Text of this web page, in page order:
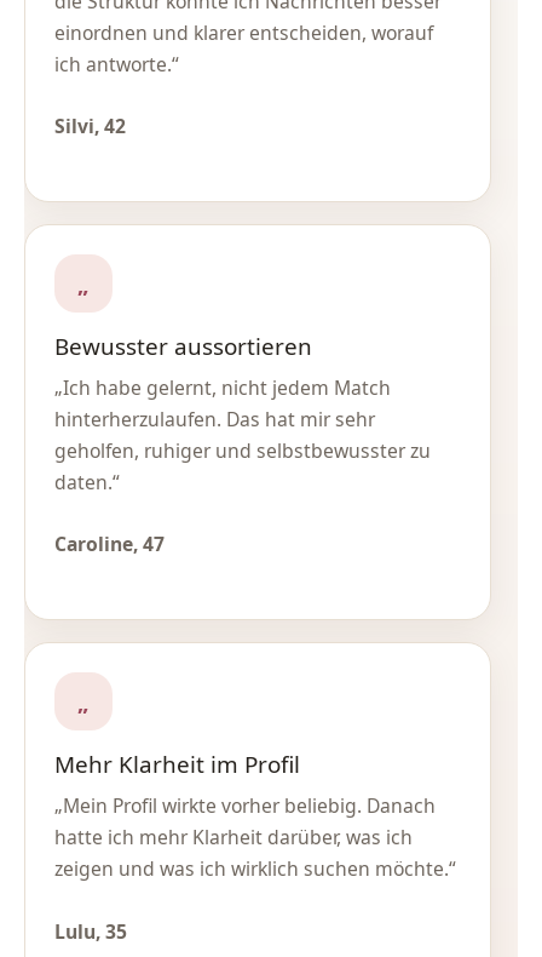
einordnen und klarer entscheiden, worauf
ich antworte.“
Silvi, 42
„
Bewusster aussortieren
„Ich habe gelernt, nicht jedem Match
hinterherzulaufen. Das hat mir sehr
geholfen, ruhiger und selbstbewusster zu
daten.“
Caroline, 47
„
Mehr Klarheit im Profil
„Mein Profil wirkte vorher beliebig. Danach
hatte ich mehr Klarheit darüber, was ich
zeigen und was ich wirklich suchen möchte.“
Lulu, 35